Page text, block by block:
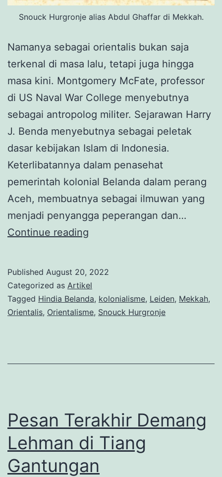
Snouck Hurgronje alias Abdul Ghaffar di Mekkah.
Namanya sebagai orientalis bukan saja
terkenal di masa lalu, tetapi juga hingga
masa kini. Montgomery McFate, professor
di US Naval War College menyebutnya
sebagai antropolog militer. Sejarawan Harry
J. Benda menyebutnya sebagai peletak
dasar kebijakan Islam di Indonesia.
Keterlibatannya dalam penasehat
pemerintah kolonial Belanda dalam perang
Aceh, membuatnya sebagai ilmuwan yang
menjadi penyangga peperangan dan…
Continue reading
Mekkah:
Politik
(dan)
(Bagian
Published August 20, 2022
Categorized as Artikel
Tagged Hindia Belanda, kolonialisme, Leiden, Mekkah,
Orientalis, Orientalisme, Snouck Hurgronje
Pesan Terakhir Demang
Lehman di Tiang
Gantungan